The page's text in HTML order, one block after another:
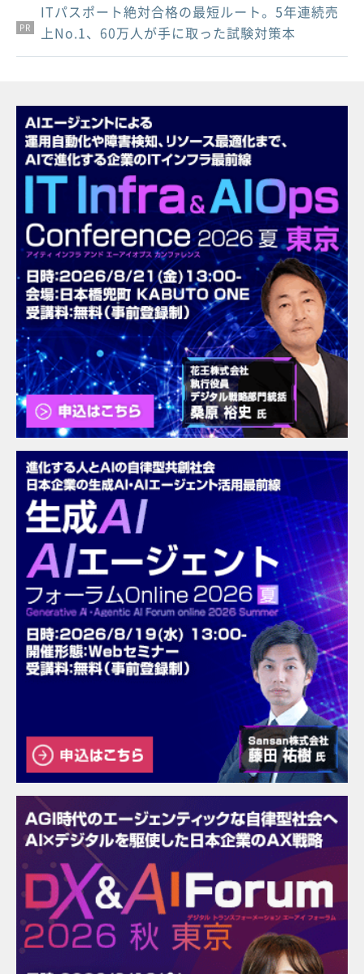
PR
PR
PR
ITパスポート絶対合格の最短ルート。5年連続売
上No.1、60万人が手に取った試験対策本